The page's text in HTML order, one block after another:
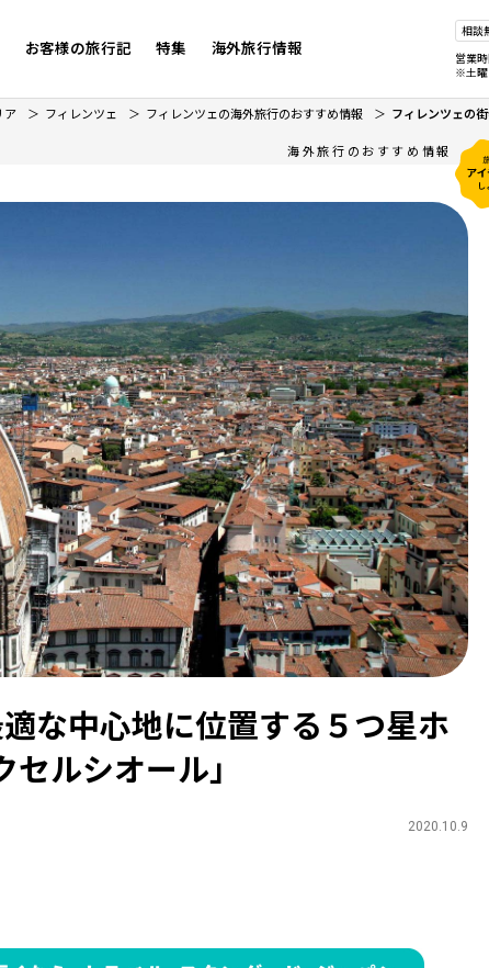
お客様の旅行記 特集 海外旅行情報
相談
営業
※土曜
ア フィレンツェ フィレンツェの海外旅行のおすすめ情報 フィレンツェの
海外旅行のおすすめ情報
な中心地に位置する５つ星ホ
ルシオール」
2020.10.9